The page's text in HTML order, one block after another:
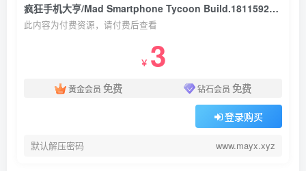
疯狂手机大亨/Mad Smartphone Tycoon Build.18115928|模拟经营|容量786MB|免安装绿色中文版
此内容为付费资源，请付费后查看
￥ 3
黄金会员 免费 钻石会员 免费
登录购买
默认解压密码 www.mayx.xyz